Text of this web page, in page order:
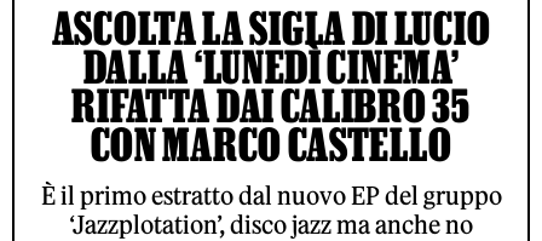
ASCOLTA LA SIGLA DI LUCIO
DALLA ‘LUNEDÌ CINEMA’
RIFATTA DAI CALIBRO 35
CON MARCO CASTELLO
È il primo estratto dal nuovo EP del gruppo
‘Jazzplotation’, disco jazz ma anche no